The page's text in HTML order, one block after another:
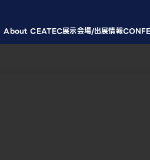
About CEATEC展示会場/出展情報